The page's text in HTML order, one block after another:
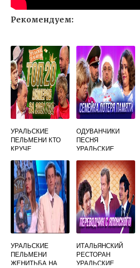
Рекомендуем:
УРАЛЬСКИЕ
ПЕЛЬМЕНИ КТО
КРУЧЕ
ОДУВАНЧИКИ
ПЕСНЯ
УРАЛЬСКИЕ
УРАЛЬСКИЕ
ПЕЛЬМЕНИ
ЖЕНИТЬБА НА
ИТАЛЬЯНСКИЙ
РЕСТОРАН
УРАЛЬСКИЕ